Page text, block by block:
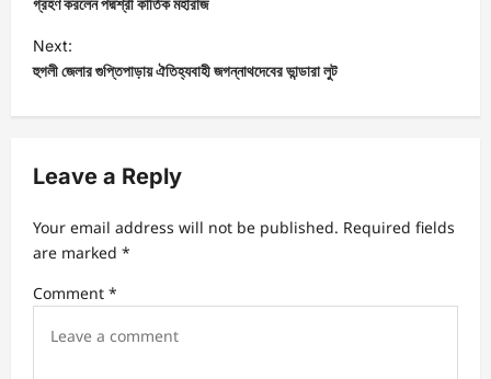
Next:
হুগলী জেলার গুপ্তিপাড়ায় ঐতিহ্যবাহী জগন্নাথদেবের ভান্ডারা লুট
Leave a Reply
Your email address will not be published. Required fields
are marked *
Comment *